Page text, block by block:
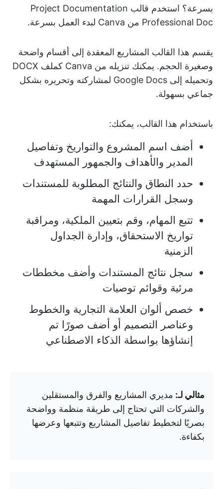
بسرعة؟ استخدم قالب Project Documentation
Professional Doc من Canva لبدء العمل بسرعة.
يقسم هذا القالب المشاريع المعقدة إلى أقسام واضحة
وصغيرة الحجم. يمكنك تنزيله من Canva كملف DOCX
وتحميله إلى Google Docs لمشاركته وتحريره بشكل
جماعي بسهولة.
باستخدام هذا القالب، يمكنك:
أضف اسم المشروع والتواريخ وتفاصيل
المدير والأهداف والجمهور المستهدف
حدد النطاق والنتائج المطلوبة للمستندات
وسجل القرارات المهمة
تتبع المهام، وقم بتعيين الملكية، ومراقبة
تواريخ الاستحقاق، وإدارة الجداول
الزمنية
سجل نتائج المستندات وأضف مخططات
مرئية وقوائم توصيات
خصص ألوان العلامة التجارية والخطوط
وعناصر التصميم أو أضف صورًا تم
إنشاؤها بواسطة الذكاء الاصطناعي
مثالي لـ: مديري المشاريع والفرق والمستقلين
والشركات التي تحتاج إلى طريقة منظمة وواضحة
بصريًا لتخطيط تفاصيل المشاريع وتتبعها وعرضها
بكفاءة.